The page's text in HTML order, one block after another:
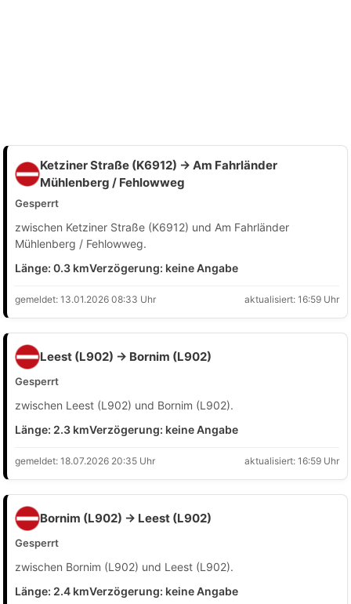
Ketziner Straße (K6912) → Am Fahrländer
Mühlenberg / Fehlowweg
Gesperrt
zwischen Ketziner Straße (K6912) und Am Fahrländer
Mühlenberg / Fehlowweg.
Länge: 0.3 kmVerzögerung: keine Angabe
gemeldet: 13.01.2026 08:33 Uhr aktualisiert: 16:59 Uhr
Leest (L902) → Bornim (L902)
Gesperrt
zwischen Leest (L902) und Bornim (L902).
Länge: 2.3 kmVerzögerung: keine Angabe
gemeldet: 18.07.2026 20:35 Uhr aktualisiert: 16:59 Uhr
Bornim (L902) → Leest (L902)
Gesperrt
zwischen Bornim (L902) und Leest (L902).
Länge: 2.4 kmVerzögerung: keine Angabe